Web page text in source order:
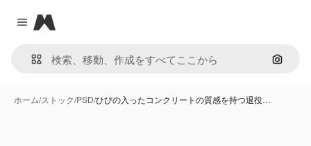
Close menu
Magnific
画像で
ホーム/ストック/PSD/ひびの入ったコンクリートの質感を持つ退役…